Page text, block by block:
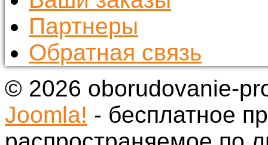
Партнеры
Обратная связь
© 2026 oborudovanie-
Joomla! - бесплатное